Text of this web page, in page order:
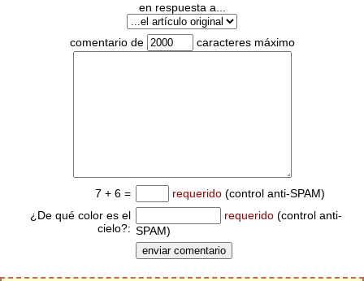
en respuesta a...
comentario de caracteres máximo
7 + 6 = requerido (control anti-SPAM)
¿De qué color es el
cielo?:
requerido (control anti-
SPAM)